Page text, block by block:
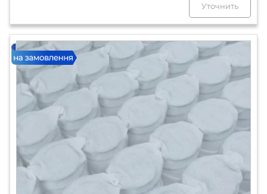
Уточнить